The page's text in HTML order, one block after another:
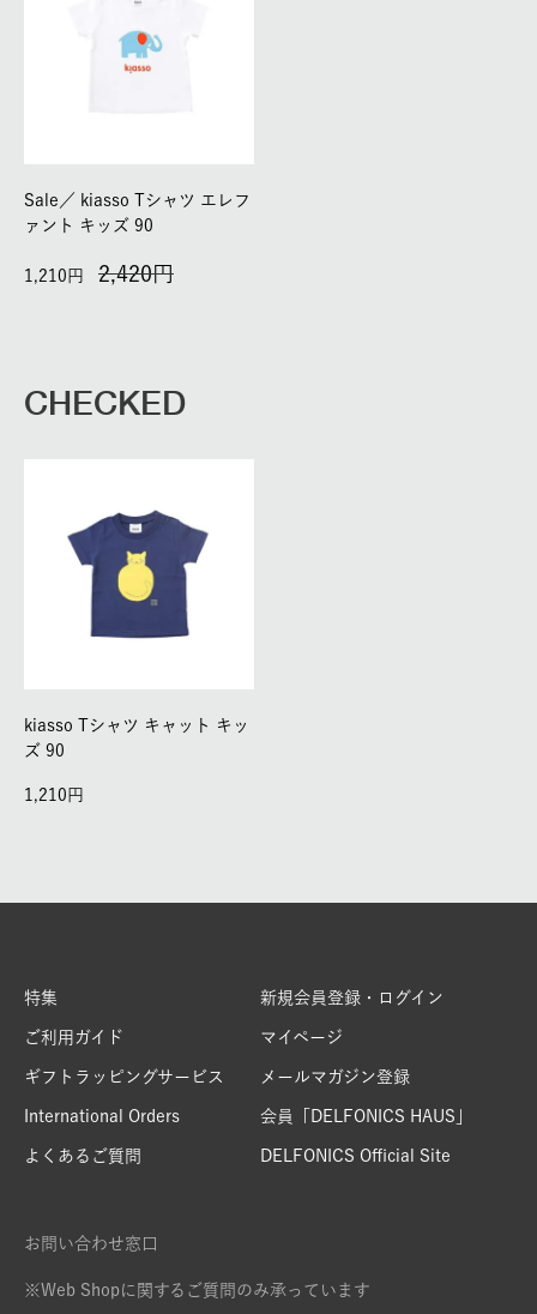
Sale／ kiasso Tシャツ エレフ
ァント キッズ 90
2,420
1,210
CHECKED
kiasso Tシャツ キャット キッ
ズ 90
1,210
特集
ご利用ガイド
ギフトラッピングサービス
International Orders
よくあるご質問
新規会員登録・ログイン
マイページ
メールマガジン登録
会員「DELFONICS HAUS」
DELFONICS Official Site
お問い合わせ窓口
※Web Shopに関するご質問のみ承っています